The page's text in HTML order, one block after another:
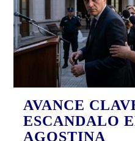
AVANCE
ESCANDALO
AGOSTINA